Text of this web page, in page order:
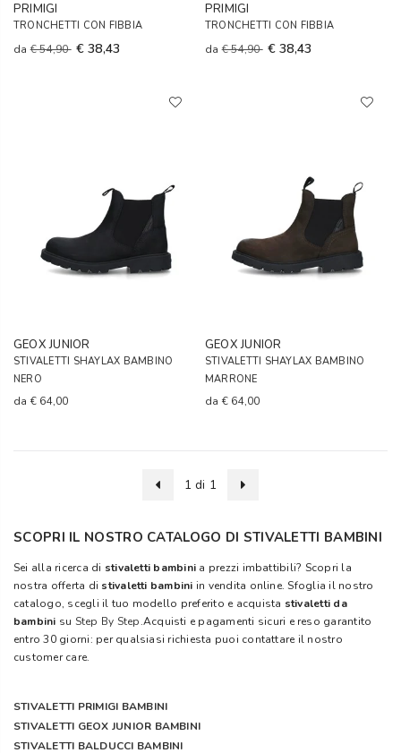
PRIMIGI
TRONCHETTI CON FIBBIA
da€ 54,90 € 38,43
PRIMIGI
TRONCHETTI CON FIBBIA
da€ 54,90 € 38,43
GEOX JUNIOR
STIVALETTI SHAYLAX BAMBINO
NERO
da € 64,00
GEOX JUNIOR
STIVALETTI SHAYLAX BAMBINO
MARRONE
da € 64,00
1 di 1
SCOPRI IL NOSTRO CATALOGO DI STIVALETTI BAMBINI
Sei alla ricerca di stivaletti bambini a prezzi imbattibili? Scopri la
nostra offerta di stivaletti bambini in vendita online. Sfoglia il nostro
catalogo, scegli il tuo modello preferito e acquista stivaletti da
bambini su Step By Step.Acquisti e pagamenti sicuri e reso garantito
entro 30 giorni: per qualsiasi richiesta puoi contattare il nostro
customer care.
STIVALETTI PRIMIGI BAMBINI
STIVALETTI GEOX JUNIOR BAMBINI
STIVALETTI BALDUCCI BAMBINI